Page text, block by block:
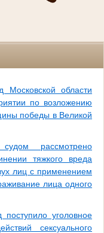
Московской области
по возложению
победы в Великой
рассмотрено
тяжкого вреда
лиц с применением
лица одного
поступило уголовное
сексуального